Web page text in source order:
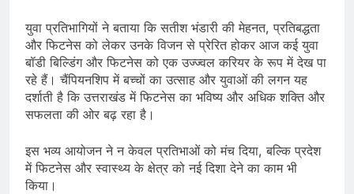
युवा प्रतिभागियों ने बताया कि सतीश भंडारी की मेहनत, प्रतिबद्धता
और फिटनेस को लेकर उनके विजन से प्रेरित होकर आज कई युवा
बॉडी बिल्डिंग और फिटनेस को एक उज्ज्वल करियर के रूप में देख पा
रहे हैं। चैंपियनशिप में बच्चों का उत्साह और युवाओं की लगन यह
दर्शाती है कि उत्तराखंड में फिटनेस का भविष्य और अधिक शक्ति और
सफलता की ओर बढ़ रहा है।
इस भव्य आयोजन ने न केवल प्रतिभाओं को मंच दिया, बल्कि प्रदेश
में फिटनेस और स्वास्थ्य के क्षेत्र को नई दिशा देने का काम भी
किया।